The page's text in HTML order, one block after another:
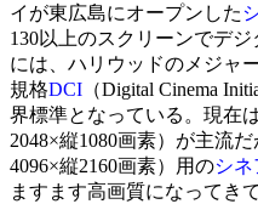
イが東広島にオープンした
130以上のスクリーンでデ
には、ハリウッドのメジャ
規格DCI （Digital Cinema
界標準となっている。現在
2048×縦1080画素）が主流
4096×縦2160画素）用のシ
ますます高画質になってき